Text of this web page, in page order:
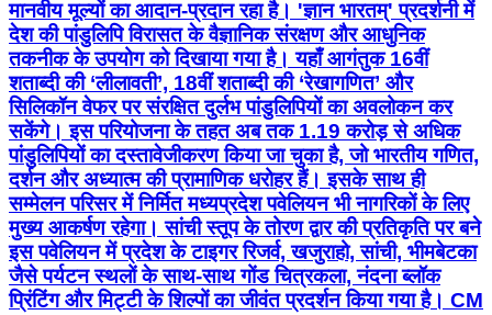
मानवीय मूल्यों का आदान-प्रदान रहा है। 'ज्ञान भारतम्' प्रदर्शनी में
देश की पांडुलिपि विरासत के वैज्ञानिक संरक्षण और आधुनिक
तकनीक के उपयोग को दिखाया गया है। यहाँ आगंतुक 16वीं
शताब्दी की ‘लीलावती’, 18वीं शताब्दी की ‘रेखागणित’ और
सिलिकॉन वेफर पर संरक्षित दुर्लभ पांडुलिपियों का अवलोकन कर
सकेंगे। इस परियोजना के तहत अब तक 1.19 करोड़ से अधिक
पांडुलिपियों का दस्तावेजीकरण किया जा चुका है, जो भारतीय गणित,
दर्शन और अध्यात्म की प्रामाणिक धरोहर हैं। इसके साथ ही
सम्मेलन परिसर में निर्मित मध्यप्रदेश पवेलियन भी नागरिकों के लिए
मुख्य आकर्षण रहेगा। सांची स्तूप के तोरण द्वार की प्रतिकृति पर बने
इस पवेलियन में प्रदेश के टाइगर रिजर्व, खजुराहो, सांची, भीमबेटका
जैसे पर्यटन स्थलों के साथ-साथ गोंड चित्रकला, नंदना ब्लॉक
प्रिंटिंग और मिट्टी के शिल्पों का जीवंत प्रदर्शन किया गया है। CM